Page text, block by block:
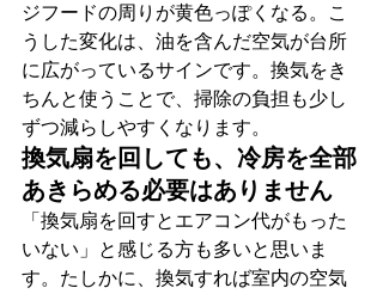
ジフードの周りが黄色っぽくなる。こ
うした変化は、油を含んだ空気が台所
に広がっているサインです。換気をき
ちんと使うことで、掃除の負担も少し
ずつ減らしやすくなります。
換気扇を回しても、冷房を全部
あきらめる必要はありません
「換気扇を回すとエアコン代がもった
いない」と感じる方も多いと思いま
す。たしかに、換気すれば室内の空気